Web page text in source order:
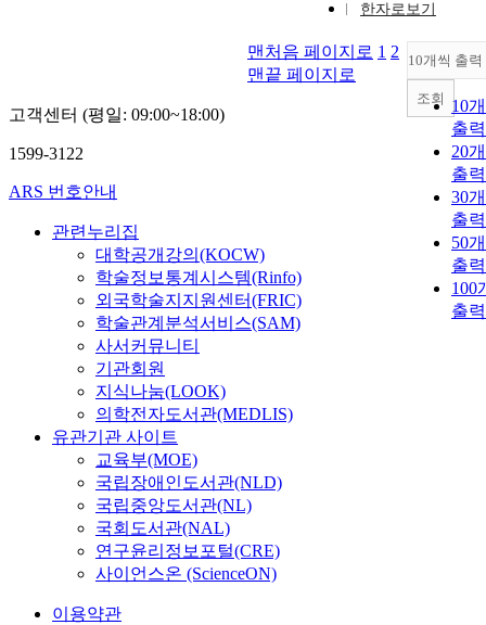
한자로보기
10개씩 출력
10
출력
20
출력
30
출력
50
출력
100
출력
조회
맨처음 페이지로 1 2
맨끝 페이지로
고객센터 (평일: 09:00~18:00)
1599-3122
ARS 번호안내
관련누리집
대학공개강의(KOCW)
학술정보통계시스템(Rinfo)
외국학술지지원센터(FRIC)
학술관계분석서비스(SAM)
사서커뮤니티
기관회원
지식나눔(LOOK)
의학전자도서관(MEDLIS)
유관기관 사이트
교육부(MOE)
국립장애인도서관(NLD)
국립중앙도서관(NL)
국회도서관(NAL)
연구윤리정보포털(CRE)
사이언스온 (ScienceON)
이용약관